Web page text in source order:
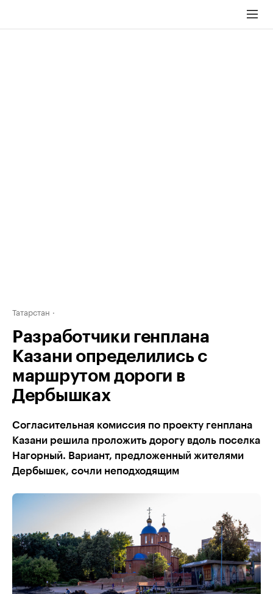
Татарстан
Разработчики генплана
Казани определились с
маршрутом дороги в
Дербышках
Согласительная комиссия по проекту генплана
Казани решила проложить дорогу вдоль поселка
Нагорный. Вариант, предложенный жителями
Дербышек, сочли неподходящим